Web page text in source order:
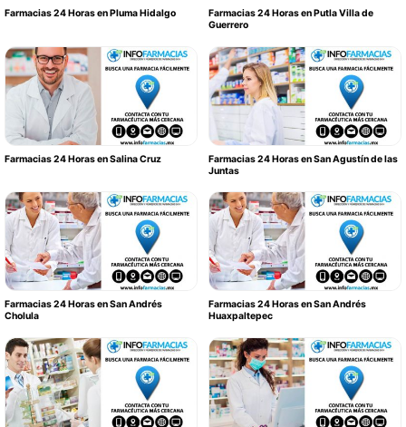
Farmacias 24 Horas en Pluma Hidalgo
Farmacias 24 Horas en Putla Villa de
Guerrero
Farmacias 24 Horas en Salina Cruz
Farmacias 24 Horas en San Agustín de las
Juntas
Farmacias 24 Horas en San Andrés
Cholula
Farmacias 24 Horas en San Andrés
Huaxpaltepec